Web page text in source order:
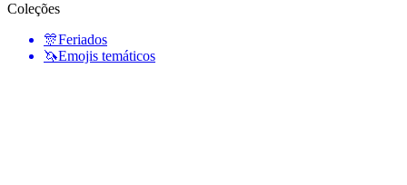
Coleções
🎊Feriados
🦄Emojis temáticos